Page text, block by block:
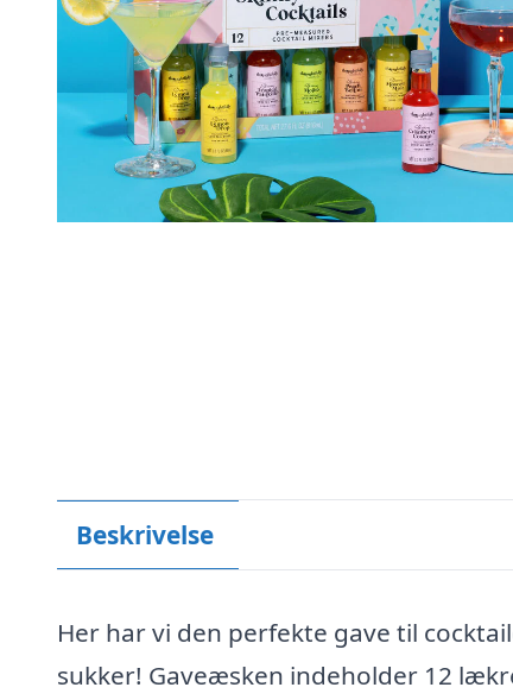
Beskrivelse
Her har vi den perfekte gave til
sukker! Gaveæsken indeholder 12